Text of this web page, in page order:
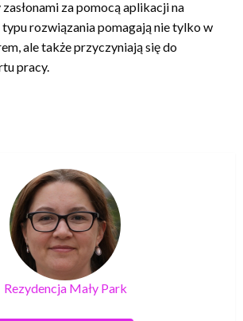
za pomocą aplikacji na
rozwiązania pomagają nie tylko w
ale także przyczyniają się do
pracy.
Rezydencja Mały Park